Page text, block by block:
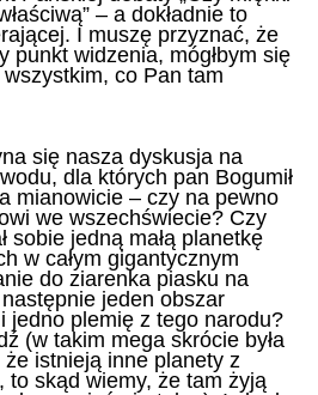
– a dokładnie to
I muszę przyznać, że
punkt widzenia, mógłbym się
co Pan tam
się nasza dyskusja na
dla których pan Bogumił
mianowicie – czy na pewno
we wszechświecie? Czy
sobie jedną małą planetkę
w całym gigantycznym
do ziarenka piasku na
jeden obszar
jedno plemię z tego narodu?
(w takim mega skrócie była
istnieją inne planety z
to skąd wiemy, że tam żyją